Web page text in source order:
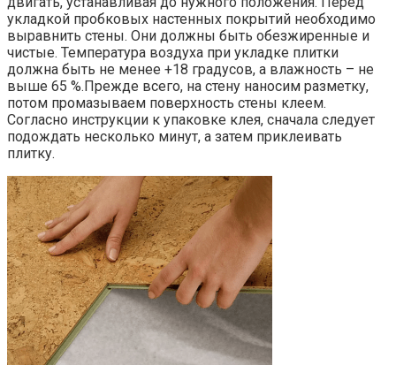
укладкой пробковых настенных покрытий необходимо
выравнить стены. Они должны быть обезжиренные и
чистые. Температура воздуха при укладке плитки
должна быть не менее +18 градусов, а влажность – не
выше 65 %.Прежде всего, на стену наносим разметку,
потом промазываем поверхность стены клеем.
Согласно инструкции к упаковке клея, сначала следует
подождать несколько минут, а затем приклеивать
плитку.